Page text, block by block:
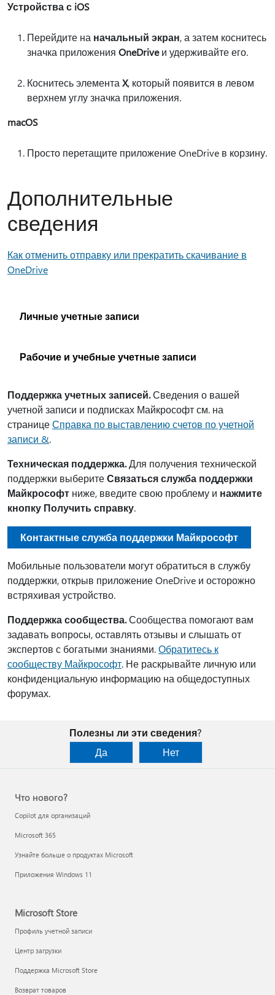
Устройства с iOS
Перейдите на начальный экран, а затем коснитесь
значка приложения OneDriveи удерживайте его.
Коснитесь элемента X, который появится в левом
верхнем углу значка приложения.
macOS
Просто перетащите приложение OneDrive в корзину.
Дополнительные
сведения
Как отменить отправку или прекратить скачивание в
OneDrive
Личные учетные записи
Рабочие и учебные учетные записи
Поддержка учетных записей.Сведения о вашей
учетной записи и подписках Майкрософт см. на
страницеСправка по выставлению счетов по учетной
записи &.
Техническая поддержка.Для получения технической
поддержки выберитеСвязаться служба поддержки
Майкрософт ниже, введите свою проблему и нажмите
кнопку Получить справку.
Контактные служба поддержки Майкрософт
Мобильные пользователи могут обратиться в службу
поддержки, открыв приложение OneDrive и осторожно
встряхивая устройство.
Поддержка сообщества.Сообщества помогают вам
задавать вопросы, оставлять отзывы и слышать от
экспертов с богатыми знаниями.Обратитесь к
сообществу Майкрософт. Не раскрывайте личную или
конфиденциальную информацию на общедоступных
форумах.
Полезны ли эти сведения?
Да
Нет
Что нового?
Copilot для организаций
Microsoft 365
Узнайте больше о продуктах Microsoft
Приложения Windows 11
Microsoft Store
Профиль учетной записи
Центр загрузки
Поддержка Microsoft Store
Возврат товаров